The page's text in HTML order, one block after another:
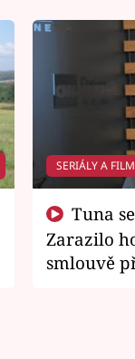
SERIÁLY A
Zarazilo
smlouvě